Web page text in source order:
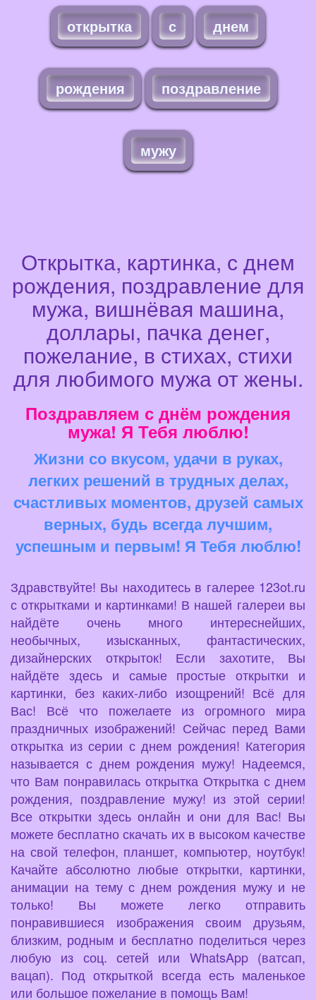
открытка с днем
рождения поздравление
мужу
Открытка, картинка, с днем
рождения, поздравление для
мужа, вишнёвая машина,
доллары, пачка денег,
пожелание, в стихах, стихи
для любимого мужа от жены.
Поздравляем с днём рождения
мужа! Я Тебя люблю!
Жизни со вкусом, удачи в руках,
легких решений в трудных делах,
счастливых моментов, друзей самых
верных, будь всегда лучшим,
успешным и первым! Я Тебя люблю!
Здравствуйте! Вы находитесь в галерее 123ot.ru
с открытками и картинками! В нашей галереи вы
найдёте очень много интереснейших,
необычных, изысканных, фантастических,
дизайнерских открыток! Если захотите, Вы
найдёте здесь и самые простые открытки и
картинки, без каких-либо изощрений! Всё для
Вас! Всё что пожелаете из огромного мира
праздничных изображений! Сейчас перед Вами
открытка из серии с днем рождения! Категория
называется с днем рождения мужу! Надеемся,
что Вам понравилась открытка Открытка с днем
рождения, поздравление мужу! из этой серии!
Все открытки здесь онлайн и они для Вас! Вы
можете бесплатно скачать их в высоком качестве
на свой телефон, планшет, компьютер, ноутбук!
Качайте абсолютно любые открытки, картинки,
анимации на тему с днем рождения мужу и не
только! Вы можете легко отправить
понравившиеся изображения своим друзьям,
близким, родным и бесплатно поделиться через
любую из соц. сетей или WhatsApp (ватсап,
вацап). Под открыткой всегда есть маленькое
или большое пожелание в помощь Вам!